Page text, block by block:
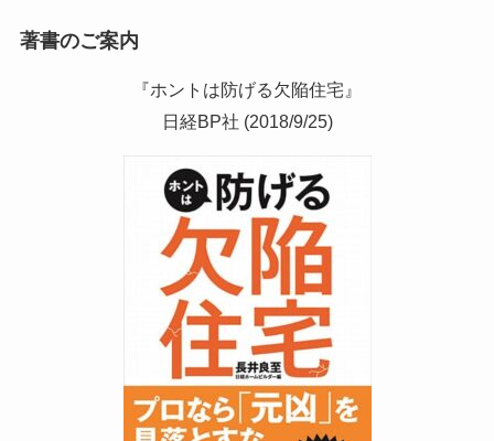
著書のご案内
『ホントは防げる欠陥住宅』
日経BP社 (2018/9/25)